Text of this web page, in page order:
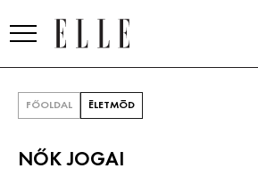
FŐOLDAL ÉLETMÓD
NŐK JOGAI